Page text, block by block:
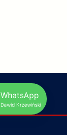
WhatsApp
Dawid Krzewiński